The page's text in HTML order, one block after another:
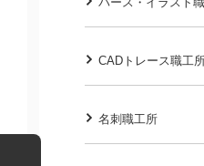
CADトレース職工
名刺職工所